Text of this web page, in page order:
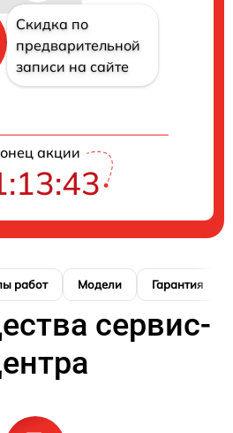
Скидка по
предварительной
записи на сайте
акции
работ Модели Гарантия
сервис-